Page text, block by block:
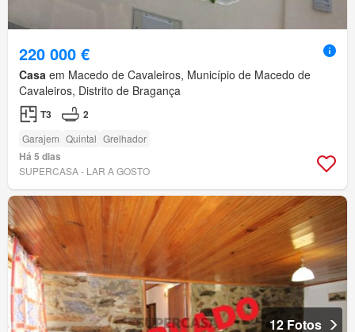
220 000 €
Casa em Macedo de Cavaleiros, Município de Macedo de
Cavaleiros, Distrito de Bragança
T3 2
Garajem Quintal Grelhador
Há 5 dias
SUPERCASA - LAR A GOSTO
12 Fotos